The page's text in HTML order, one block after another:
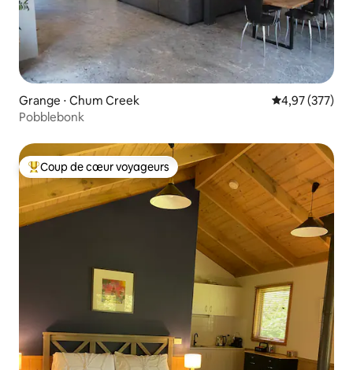
Grange ⋅ Chum Creek Évaluation
4,97 (377)
Pobblebonk
Coups de cœur voyageurs les plus appréciés
Coup de cœur voyageurs